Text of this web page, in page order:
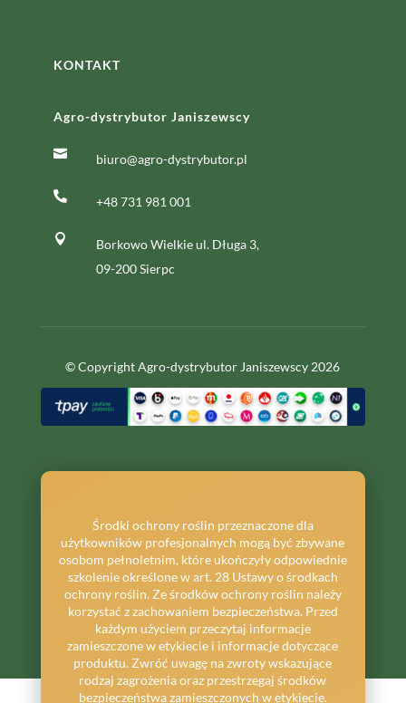
KONTAKT
Agro-dystrybutor Janiszewscy
 biuro@agro-dystrybutor.pl
 +48 731 981 001

Borkowo Wielkie ul. Długa 3,
09-200 Sierpc
© Copyright Agro-dystrybutor Janiszewscy 2026
Środki ochrony roślin przeznaczone dla
użytkowników profesjonalnych mogą być zbywane
osobom pełnoletnim, które ukończyły odpowiednie
szkolenie określone w art. 28 Ustawy o środkach
ochrony roślin. Ze środków ochrony roślin należy
korzystać z zachowaniem bezpieczeństwa. Przed
każdym użyciem przeczytaj informacje
zamieszczone w etykiecie i informacje dotyczące
produktu. Zwróć uwagę na zwroty wskazujące
rodzaj zagrożenia oraz przestrzegaj środków
bezpieczeństwa zamieszczonych w etykiecie.